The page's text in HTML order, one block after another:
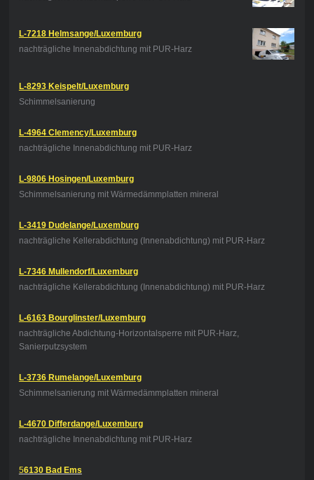
L-7218 Helmsange/Luxemburg
nachträgliche Innenabdichtung mit PUR-Harz
L-8293 Keispelt/Luxemburg
Schimmelsanierung
L-4964 Clemency/Luxemburg
nachträgliche Innenabdichtung mit PUR-Harz
L-9806 Hosingen/Luxemburg
Schimmelsanierung mit Wärmedämmplatten mineral
L-3419 Dudelange/Luxemburg
nachträgliche Kellerabdichtung (Innenabdichtung) mit PUR-Harz
L-7346 Mullendorf/Luxemburg
nachträgliche Kellerabdichtung (Innenabdichtung) mit PUR-Harz
L-6163 Bourglinster/Luxemburg
nachträgliche Abdichtung-Horizontalsperre mit PUR-Harz,
Sanierputzsystem
L-3736 Rumelange/Luxemburg
Schimmelsanierung mit Wärmedämmplatten mineral
L-4670 Differdange/Luxemburg
nachträgliche Innenabdichtung mit PUR-Harz
56130 Bad Ems